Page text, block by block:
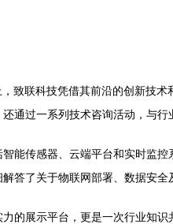
致联科技凭借其前沿的创新技
通过一系列技术咨询活动，与
能传感器、云端平台和实时监
答了关于物联网部署、数据安
的展示平台，更是一次行业知